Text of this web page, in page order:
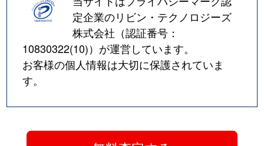
定企業のリビン・テクノロジーズ
株式会社（認証番号：
10830322(10)）が運営しています。
お客様の個人情報は大切に保護されていま
す。